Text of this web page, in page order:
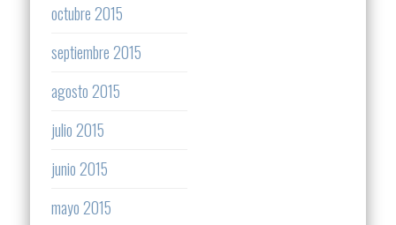
octubre 2015
septiembre 2015
agosto 2015
julio 2015
junio 2015
mayo 2015